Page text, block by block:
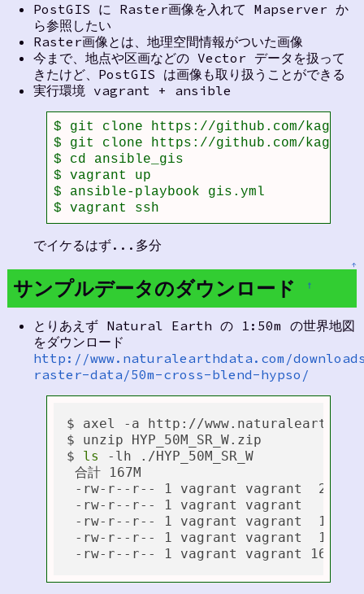
PostGIS に Raster画像を入れて Mapserver か
ら参照したい
Raster画像とは、地理空間情報がついた画像
今まで、地点や区画などの Vector データを扱って
きたけど、PostGIS は画像も取り扱うことができる
実行環境 vagrant + ansible
$ git clone https://github.com/
$ git clone https://github.com/kagyuu/
$ cd ansible_gis
$ vagrant up
$ ansible-playbook gis.yml
$ vagrant ssh
でイケるはず...多分
↑
サンプルデータのダウンロード †
とりあえず Natural Earth の 1:50m の世界地図
をダウンロード
http://www.naturalearthdata.com/
raster-data/50m-cross-blend-hypso/
$ axel -a http://
$ unzip HYP_50M_SR_W.zip
$ ls
-lh ./HYP_50M_SR_W
合計 167M
-rw-r--r-- 1 vagrant vagrant  29K 11月
-rw-r--r-- 1 vagrant vagrant    5 10月
-rw-r--r-- 1 vagrant vagrant  147  9月
-rw-r--r-- 1 vagrant vagrant  173 12月